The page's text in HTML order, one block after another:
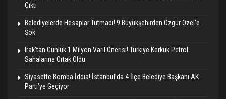
Çıktı
Belediyelerde Hesaplar Tutmadı! 9 Büyükşehirden Özgür Özel’e
Şok
Irak’tan Günlük 1 Milyon Varil Önerisi! Türkiye Kerkük Petrol
Sahalarına Ortak Oldu
Siyasette Bomba İddia! İstanbul’da 4 İlçe Belediye Başkanı AK
Parti’ye Geçiyor